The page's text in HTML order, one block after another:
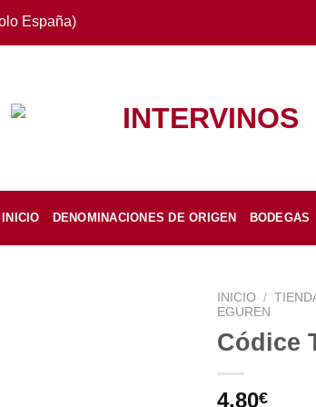
España)
INICIO DENOMINACIONES DE ORIGEN BODEGAS
INICIO /
EGUREN
Códice
4,80€